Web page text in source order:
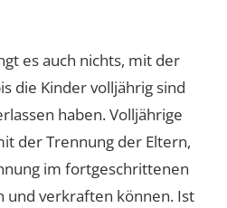
es auch nichts, mit der
die Kinder volljährig sind
haben. Volljährige
der Trennung der Eltern,
im fortgeschrittenen
und verkraften können. Ist